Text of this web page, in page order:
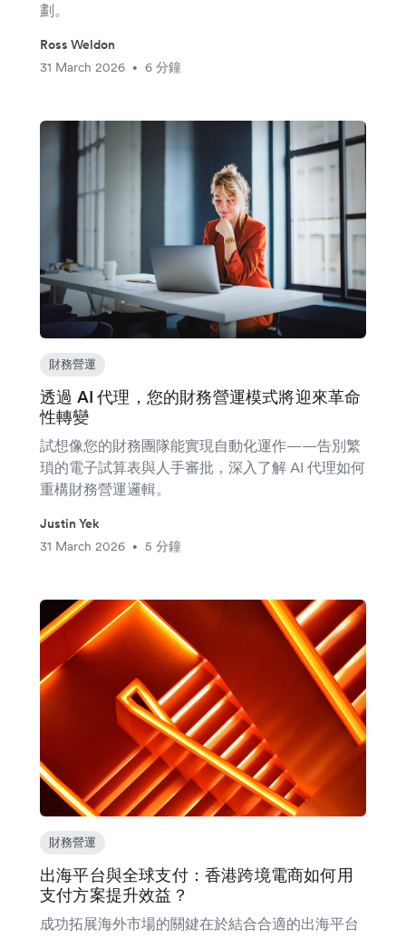
劃。
Ross Weldon
31 March 2026
• 6 分鐘
財務營運
透過 AI 代理，您的財務營運模式將迎來革命
性轉變
試想像您的財務團隊能實現自動化運作——告別繁
瑣的電子試算表與人手審批，深入了解 AI 代理如何
重構財務營運邏輯。
Justin Yek
31 March 2026
• 5 分鐘
財務營運
出海平台與全球支付：香港跨境電商如何用
支付方案提升效益？
成功拓展海外市場的關鍵在於結合合適的出海平台